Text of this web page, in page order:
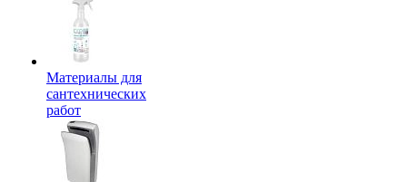
Материалы для
сантехнических
работ